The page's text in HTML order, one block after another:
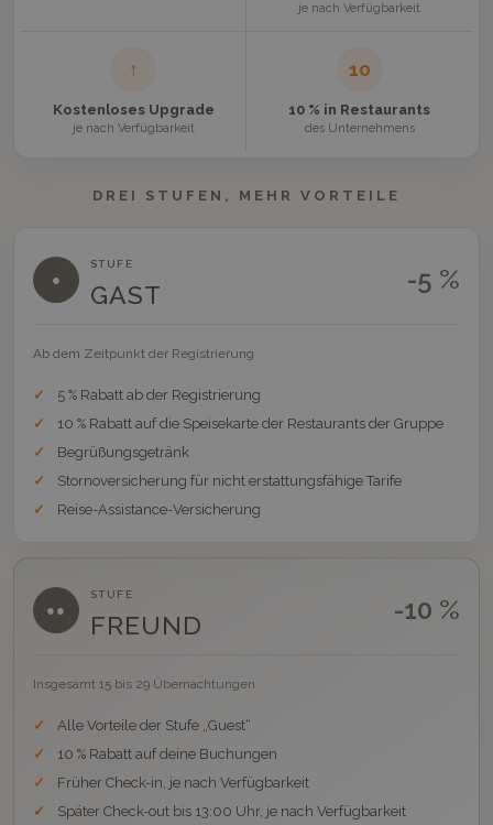
je nach Verfügbarkeit
↑
Kostenloses Upgrade
je nach Verfügbarkeit
10
10 % in Restaurants
des Unternehmens
DREI STUFEN, MEHR VORTEILE
●
STUFE
GAST -5 %
Ab dem Zeitpunkt der Registrierung
5 % Rabatt ab der Registrierung
10 % Rabatt auf die Speisekarte der Restaurants der Gruppe
Begrüßungsgetränk
Stornoversicherung für nicht erstattungsfähige Tarife
Reise-Assistance-Versicherung
●●
STUFE
FREUND -10 %
Insgesamt 15 bis 29 Übernachtungen
Alle Vorteile der Stufe „Guest“
10 % Rabatt auf deine Buchungen
Früher Check-in, je nach Verfügbarkeit
Später Check-out bis 13:00 Uhr, je nach Verfügbarkeit